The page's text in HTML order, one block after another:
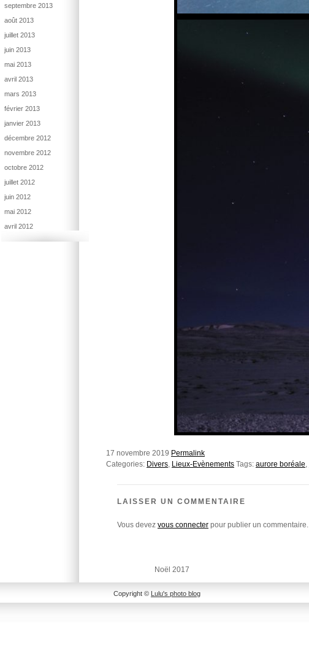
17 novembre 2019 Permalink
Categories: Divers, Lieux-Evènements Tags: aurore boréale,
LAISSER UN COMMENTAIRE
Vous devez vous connecter pour publier un commentaire.
Noël 2017
septembre 2013
août 2013
juillet 2013
juin 2013
mai 2013
avril 2013
mars 2013
février 2013
janvier 2013
décembre 2012
novembre 2012
octobre 2012
juillet 2012
juin 2012
mai 2012
avril 2012
Copyright © Lulu's photo blog